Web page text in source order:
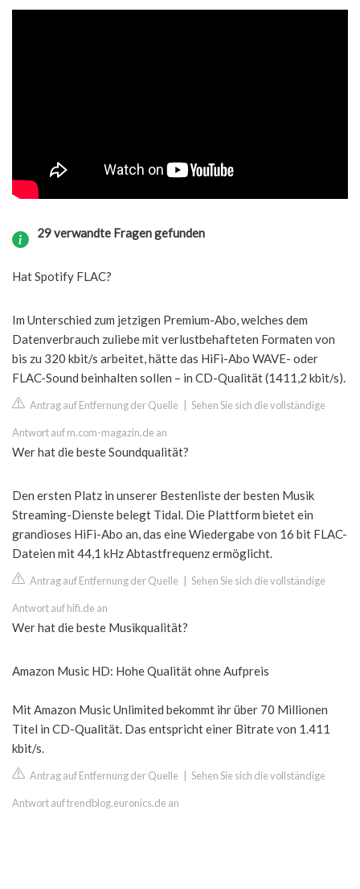
29 verwandte Fragen gefunden
Hat Spotify FLAC?
Im Unterschied zum jetzigen Premium-Abo, welches dem
Datenverbrauch zuliebe mit verlustbehafteten Formaten von
bis zu 320 kbit/s arbeitet, hätte das HiFi-Abo WAVE- oder
FLAC-Sound beinhalten sollen – in CD-Qualität (1411,2 kbit/s).
Antrag auf Entfernung der Quelle Sehen Sie sich die vollständige
Antwort auf m.com-magazin.de an
Wer hat die beste Soundqualität?
Den ersten Platz in unserer Bestenliste der besten Musik
Streaming-Dienste belegt Tidal. Die Plattform bietet ein
grandioses HiFi-Abo an, das eine Wiedergabe von 16 bit FLAC-
Dateien mit 44,1 kHz Abtastfrequenz ermöglicht.
Antrag auf Entfernung der Quelle Sehen Sie sich die vollständige
Antwort auf hifi.de an
Wer hat die beste Musikqualität?
Amazon Music HD: Hohe Qualität ohne Aufpreis
Mit Amazon Music Unlimited bekommt ihr über 70 Millionen
Titel in CD-Qualität. Das entspricht einer Bitrate von 1.411
kbit/s.
Antrag auf Entfernung der Quelle Sehen Sie sich die vollständige
Antwort auf trendblog.euronics.de an